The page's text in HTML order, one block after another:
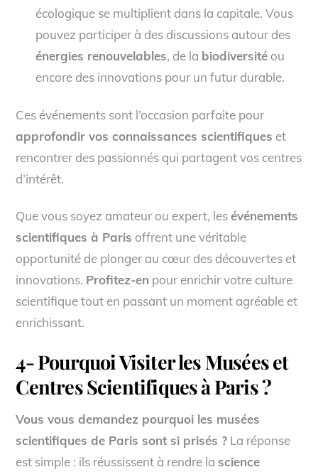
écologique se multiplient dans la capitale. Vous
pouvez participer à des discussions autour des
énergies renouvelables, de la biodiversitéou
encore des innovations pour un futur durable.
Ces événements sont l’occasion parfaite pour
approfondir vos connaissances scientifiques et
rencontrer des passionnés qui partagent vos centres
d’intérêt.
Que vous soyez amateur ou expert, lesévénements
scientifiques à Paris offrent une véritable
opportunité de plonger au cœur des découvertes et
innovations. Profitez-en pour enrichir votre culture
scientifique tout en passant un moment agréable et
enrichissant.
4- Pourquoi Visiter les Musées et
Centres Scientifiques à Paris ?
Vous vous demandez pourquoi les musées
scientifiques de Paris sont si prisés ? La réponse
est simple : ils réussissent à rendre lascience